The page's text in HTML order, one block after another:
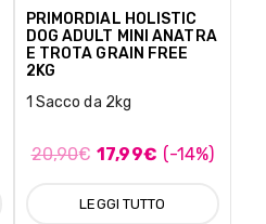
PRIMORDIAL HOLISTIC
DOG ADULT MINI ANATRA
E TROTA GRAIN FREE
2KG
1 Sacco da 2kg
20,90€ 17,99€ (-14%)
LEGGI TUTTO